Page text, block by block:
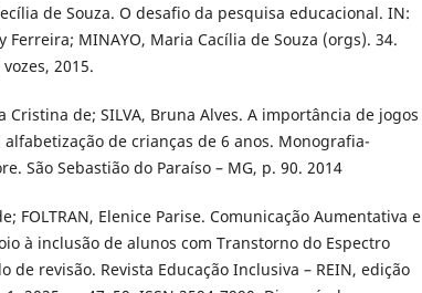
de Souza. O desafio da pesquisa educacional. IN:
Ferreira; MINAYO, Maria Cacília de Souza (orgs). 34.
2015.
Cristina de; SILVA, Bruna Alves. A importância de jogos
de crianças de 6 anos. Monografia-
São Sebastião do Paraíso – MG, p. 90. 2014
FOLTRAN, Elenice Parise. Comunicação Aumentativa e
à inclusão de alunos com Transtorno do Espectro
de revisão. Revista Educação Inclusiva – REIN, edição